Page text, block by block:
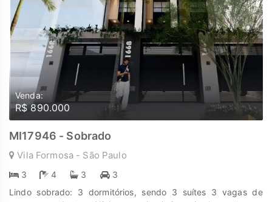
Venda:
R$ 890.000
MI17946 - Sobrado
Vila Formosa - São Paulo
3 4 3
3
Lindo sobrado: 3 dormitórios, sendo 3 suítes 3 vagas de